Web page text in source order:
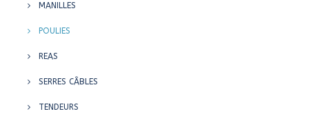
MANILLES
POULIES
REAS
SERRES CÂBLES
TENDEURS